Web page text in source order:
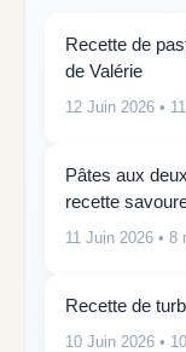
Recette de
de Valérie
12 Juin 2026 •
Pâtes aux
recette
11 Juin 2026 • 8
Recette de
10 Juin 2026 •